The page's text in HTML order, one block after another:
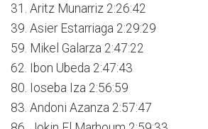
31. Aritz Munarriz 2:26:42
39. Asier Estarriaga 2:29:29
59. Mikel Galarza 2:47:22
62. Ibon Ubeda 2:47:43
80. Ioseba Iza 2:56:59
83. Andoni Azanza 2:57:47